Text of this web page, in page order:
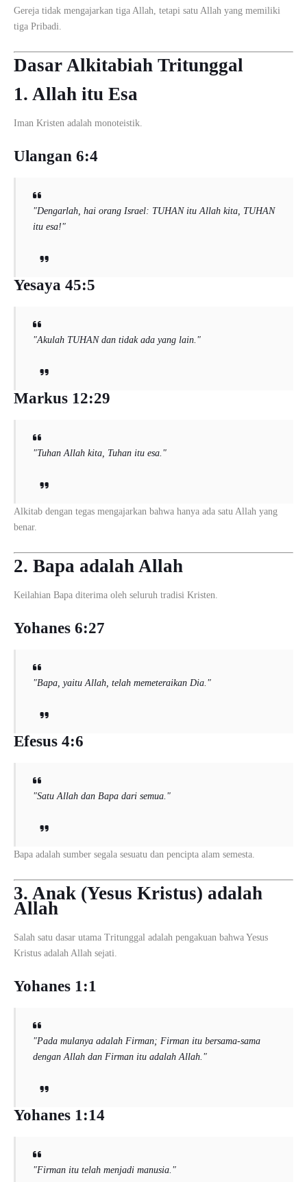
Gereja tidak mengajarkan tiga Allah, tetapi satu Allah yang memiliki
tiga Pribadi.
Dasar Alkitabiah Tritunggal
1. Allah itu Esa
Iman Kristen adalah monoteistik.
Ulangan 6:4
"Dengarlah, hai orang Israel: TUHAN itu Allah kita, TUHAN
itu esa!"
Yesaya 45:5
"Akulah TUHAN dan tidak ada yang lain."
Markus 12:29
"Tuhan Allah kita, Tuhan itu esa."
Alkitab dengan tegas mengajarkan bahwa hanya ada satu Allah yang
benar.
2. Bapa adalah Allah
Keilahian Bapa diterima oleh seluruh tradisi Kristen.
Yohanes 6:27
"Bapa, yaitu Allah, telah memeteraikan Dia."
Efesus 4:6
"Satu Allah dan Bapa dari semua."
Bapa adalah sumber segala sesuatu dan pencipta alam semesta.
3. Anak (Yesus Kristus) adalah
Allah
Salah satu dasar utama Tritunggal adalah pengakuan bahwa Yesus
Kristus adalah Allah sejati.
Yohanes 1:1
"Pada mulanya adalah Firman; Firman itu bersama-sama
dengan Allah dan Firman itu adalah Allah."
Yohanes 1:14
"Firman itu telah menjadi manusia."